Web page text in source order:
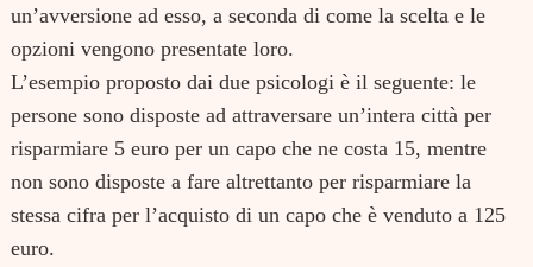
un’avversione ad esso, a seconda di come la scelta e le
opzioni vengono presentate loro.
L’esempio proposto dai due psicologi è il seguente: le
persone sono disposte ad attraversare un’intera città per
risparmiare 5 euro per un capo che ne costa 15, mentre
non sono disposte a fare altrettanto per risparmiare la
stessa cifra per l’acquisto di un capo che è venduto a 125
euro.